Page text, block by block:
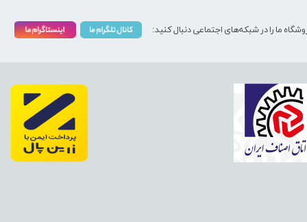
ما را در شبکه‌های اجتماعی دنبال کنید: